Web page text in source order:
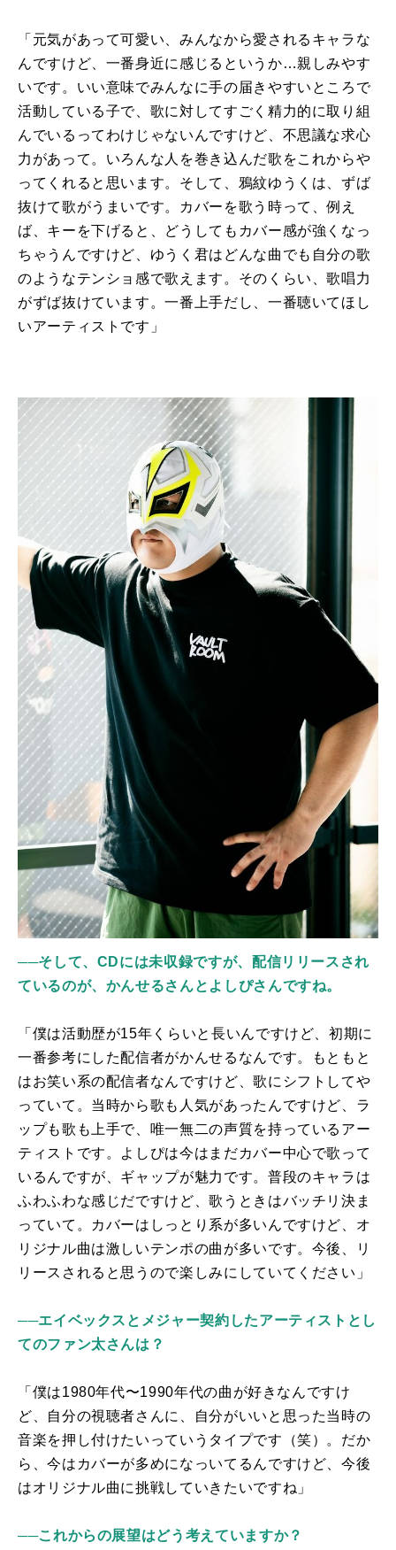
「元気があって可愛い、みんなから愛されるキャラな
んですけど、一番身近に感じるというか…親しみやす
いです。いい意味でみんなに手の届きやすいところで
活動している子で、歌に対してすごく精力的に取り組
んでいるってわけじゃないんですけど、不思議な求心
力があって。いろんな人を巻き込んだ歌をこれからや
ってくれると思います。そして、鴉紋ゆうくは、ずば
抜けて歌がうまいです。カバーを歌う時って、例え
ば、キーを下げると、どうしてもカバー感が強くなっ
ちゃうんですけど、ゆうく君はどんな曲でも自分の歌
のようなテンショ感で歌えます。そのくらい、歌唱力
がずば抜けています。一番上手だし、一番聴いてほし
いアーティストです」
──そして、CDには未収録ですが、配信リリースされ
ているのが、かんせるさんとよしぴさんですね。
「僕は活動歴が15年くらいと長いんですけど、初期に
一番参考にした配信者がかんせるなんです。もともと
はお笑い系の配信者なんですけど、歌にシフトしてや
っていて。当時から歌も人気があったんですけど、ラ
ップも歌も上手で、唯一無二の声質を持っているアー
ティストです。よしぴは今はまだカバー中心で歌って
いるんですが、ギャップが魅力です。普段のキャラは
ふわふわな感じだですけど、歌うときはバッチリ決ま
っていて。カバーはしっとり系が多いんですけど、オ
リジナル曲は激しいテンポの曲が多いです。今後、リ
リースされると思うので楽しみにしていてください」
──エイベックスとメジャー契約したアーティストとし
てのファン太さんは？
「僕は1980年代〜1990年代の曲が好きなんですけ
ど、自分の視聴者さんに、自分がいいと思った当時の
音楽を押し付けたいっていうタイプです（笑）。だか
ら、今はカバーが多めになっいてるんですけど、今後
はオリジナル曲に挑戦していきたいですね」
──これからの展望はどう考えていますか？